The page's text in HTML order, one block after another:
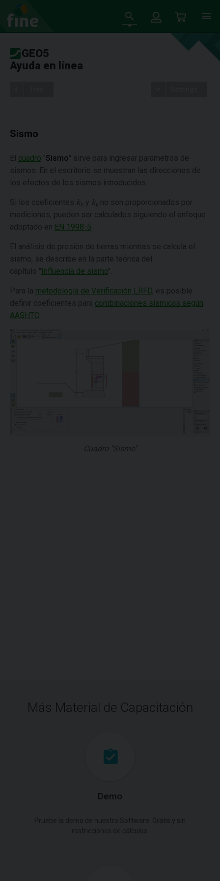
GEO5
Ayuda en línea
Sismo
El cuadro "Sismo" sirve para ingresar parámetros de
sismos. En el escritorio se muestran las direcciones de
los efectos de los sismos introducidos.
Si los coeficientes kh y k v no son proporcionados por
mediciones, pueden ser calculados siguiendo el enfoque
adoptado en EN 1998-5
El análisis de presión de tierras mientras se calcula el
sismo, se describe en la parte teórica del
capítulo "Influencia de sismo".
Para la metodología de Verificación LRFD, es posible
definir coeficientes para combinaciones sísmicas según
AASHTO
Cuadro "Sismo"
Más Material de Capacitación
Demo